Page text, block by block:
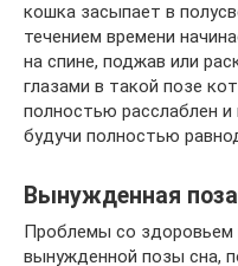
кошка засыпает в
течением времени
на спине, поджав или
глазами в такой позе
полностью расслаблен и
будучи полностью
Вынужденная
Проблемы со здоровьем
вынужденной позы сна,